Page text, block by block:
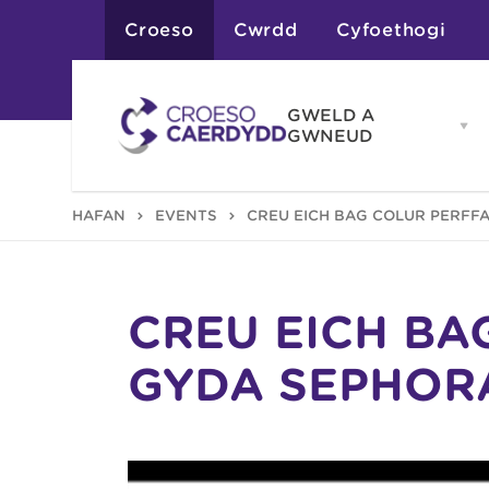
Croeso Cwrdd Cyfoethogi
GWELD A
GWNEUD
Atyniadau
HAFAN EVENTS CREU EICH BAG COLUR
CREU EICH
GYDA